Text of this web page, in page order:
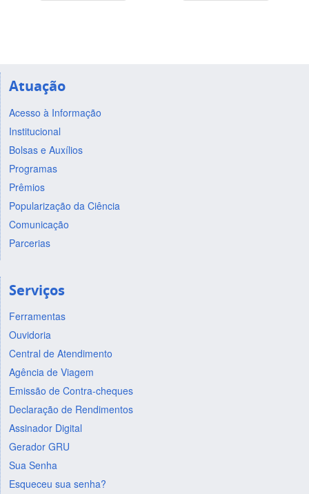
Atuação
Acesso à Informação
Institucional
Bolsas e Auxílios
Programas
Prêmios
Popularização da Ciência
Comunicação
Parcerias
Serviços
Ferramentas
Ouvidoria
Central de Atendimento
Agência de Viagem
Emissão de Contra-cheques
Declaração de Rendimentos
Assinador Digital
Gerador GRU
Sua Senha
Esqueceu sua senha?